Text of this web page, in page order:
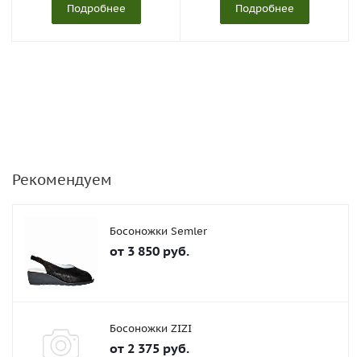
Подробнее Подробнее
Рекомендуем
Босоножки Semler
от 3 850 руб.
Босоножки ZIZI
от 2 375 руб.